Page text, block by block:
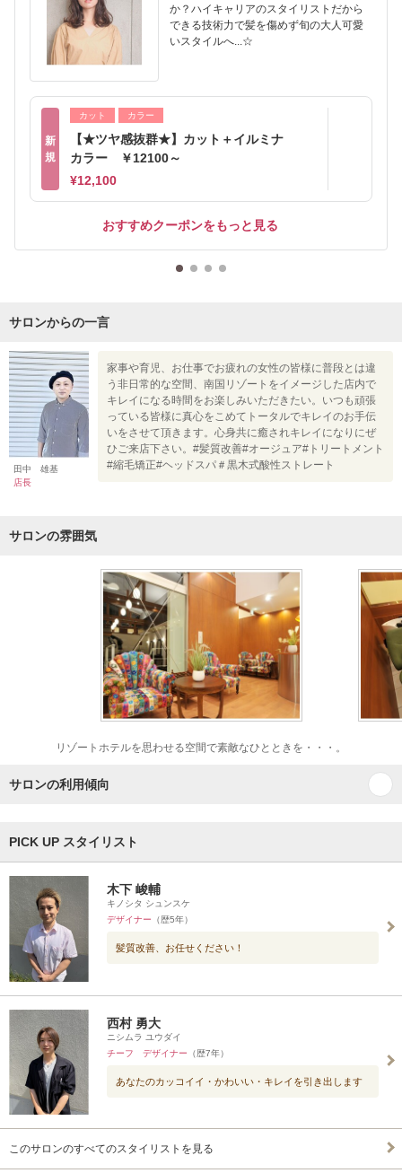
か？ハイキャリアのスタイリストだから
できる技術力で髪を傷めず旬の大人可愛
いスタイルへ...☆
新
規
カット カラー
【★ツヤ感抜群★】カット＋イルミナ
カラー ￥12100～
¥12,100
おすすめクーポンをもっと見る
サロンからの一言
田中 雄基
店長
家事や育児、お仕事でお疲れの女性の皆様に普段とは違
う非日常的な空間、南国リゾートをイメージした店内で
キレイになる時間をお楽しみいただきたい。いつも頑張
っている皆様に真心をこめてトータルでキレイのお手伝
いをさせて頂きます。心身共に癒されキレイになりにぜ
ひご来店下さい。#髪質改善#オージュア#トリートメント
#縮毛矯正#ヘッドスパ＃黒木式酸性ストレート
サロンの雰囲気
リゾートホテルを思わせる空間で素敵なひとときを・・・。
サロンの利用傾向
PICK UP スタイリスト
木下 峻輔
キノシタ シュンスケ
デザイナー （歴5年）
髪質改善、お任せください！
西村 勇大
ニシムラ ユウダイ
チーフ デザイナー （歴7年）
あなたのカッコイイ・かわいい・キレイを引き出します
このサロンのすべてのスタイリストを見る